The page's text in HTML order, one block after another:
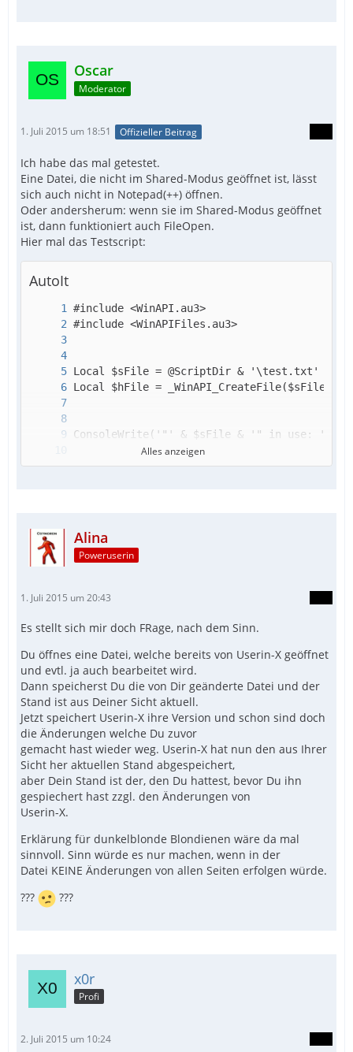
Oscar
Moderator
1. Juli 2015 um 18:51 Offizieller Beitrag
Ich habe das mal getestet.
Eine Datei, die nicht im Shared-Modus geöffnet ist, lässt
sich auch nicht in Notepad(++) öffnen.
Oder andersherum: wenn sie im Shared-Modus geöffnet
ist, dann funktioniert auch FileOpen.
Hier mal das Testscript:
AutoIt
ConsoleWrite('"' & $sFile & '" in use: ' &
Alles anzeigen
Alina
Poweruserin
1. Juli 2015 um 20:43
Es stellt sich mir doch FRage, nach dem Sinn.
Du öffnes eine Datei, welche bereits von Userin-X geöffnet
und evtl. ja auch bearbeitet wird.
Dann speicherst Du die von Dir geänderte Datei und der
Stand ist aus Deiner Sicht aktuell.
Jetzt speichert Userin-X ihre Version und schon sind doch
die Änderungen welche Du zuvor
gemacht hast wieder weg. Userin-X hat nun den aus Ihrer
Sicht her aktuellen Stand abgespeichert,
aber Dein Stand ist der, den Du hattest, bevor Du ihn
gespiechert hast zzgl. den Änderungen von
Userin-X.
Erklärung für dunkelblonde Blondienen wäre da mal
sinnvoll. Sinn würde es nur machen, wenn in der
Datei KEINE Änderungen von allen Seiten erfolgen würde.
???
???
x0r
Profi
2. Juli 2015 um 10:24